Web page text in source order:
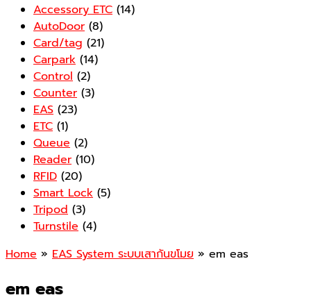
Accessory ETC (14)
AutoDoor (8)
Card/tag (21)
Carpark (14)
Control (2)
Counter (3)
EAS (23)
ETC (1)
Queue (2)
Reader (10)
RFID (20)
Smart Lock (5)
Tripod (3)
Turnstile (4)
Home » EAS System ระบบเสากันขโมย » em eas
em eas